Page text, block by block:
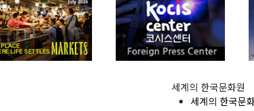
세계의 한국문화원
세계의 한국문